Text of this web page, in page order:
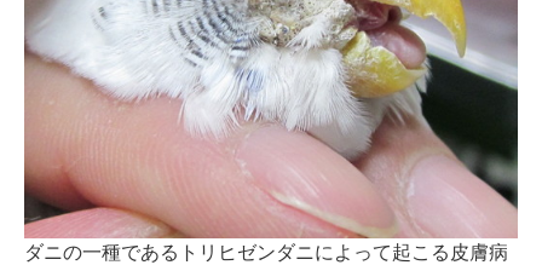
ダニの一種であるトリヒゼンダニによって起こる皮膚病